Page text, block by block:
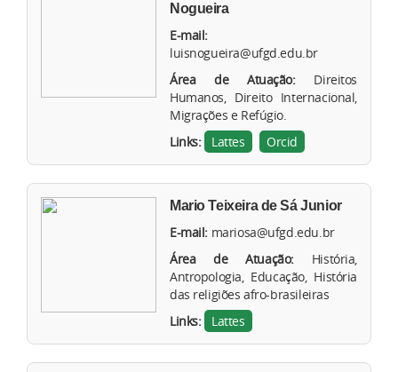
Nogueira
E-mail:
luisnogueira@ufgd.edu.br
Área de Atuação:
Direitos
Humanos, Direito Internacional,
Migrações e Refúgio.
Links:
Lattes Orcid
Mario Teixeira de Sá Junior
E-mail: mariosa@ufgd.edu.br
Área de Atuação:
História,
Antropologia, Educação, História
das religiões afro-brasileiras
Links:
Lattes